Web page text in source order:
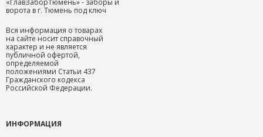
«ГлавЗаборТюмень» - заборы и
ворота в г. Тюмень под ключ
Вся информация о товарах
на сайте носит справочный
характер и не является
публичной офертой,
определяемой
положениями Статьи 437
Гражданского кодекса
Российской Федерации.
ИНФОРМАЦИЯ